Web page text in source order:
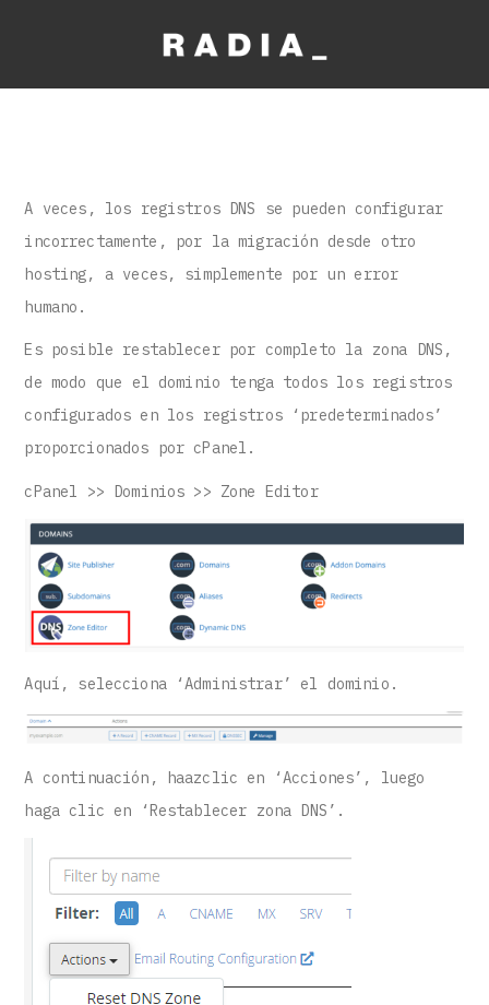
A veces, los registros DNS se pueden configurar
incorrectamente, por la migración desde otro
hosting, a veces, simplemente por un error
humano.
Es posible restablecer por completo la zona DNS,
de modo que el dominio tenga todos los registros
configurados en los registros ‘predeterminados’
proporcionados por cPanel.
cPanel >> Dominios >> Zone Editor
Aquí, selecciona ‘Administrar’ el dominio.
A continuación, haazclic en ‘Acciones’, luego
haga clic en ‘Restablecer zona DNS’.